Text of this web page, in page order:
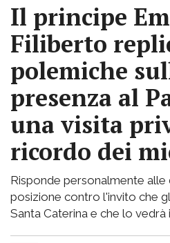
Il principe
Filiberto
polemiche
presenza al
una visita
ricordo dei
Risponde personalmente alle
posizione contro l'invito che
Santa Caterina e che lo vedrà